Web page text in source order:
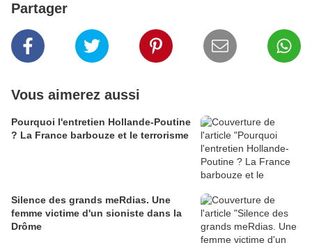
Partager
Vous aimerez aussi
Pourquoi l'entretien Hollande-Poutine
? La France barbouze et le terrorisme
Silence des grands meRdias. Une
femme victime d'un sioniste dans la
Drôme